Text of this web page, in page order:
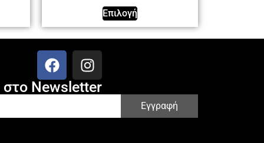
Επιλογή
Newsletter
Εγγραφή